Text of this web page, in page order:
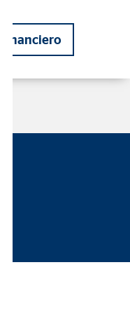
financiero